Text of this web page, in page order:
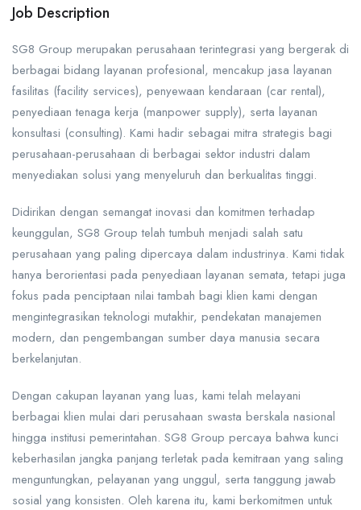
Job Description
SG8 Group merupakan perusahaan terintegrasi yang bergerak di
berbagai bidang layanan profesional, mencakup jasa layanan
fasilitas (facility services), penyewaan kendaraan (car rental),
penyediaan tenaga kerja (manpower supply), serta layanan
konsultasi (consulting). Kami hadir sebagai mitra strategis bagi
perusahaan-perusahaan di berbagai sektor industri dalam
menyediakan solusi yang menyeluruh dan berkualitas tinggi.
Didirikan dengan semangat inovasi dan komitmen terhadap
keunggulan, SG8 Group telah tumbuh menjadi salah satu
perusahaan yang paling dipercaya dalam industrinya. Kami tidak
hanya berorientasi pada penyediaan layanan semata, tetapi juga
fokus pada penciptaan nilai tambah bagi klien kami dengan
mengintegrasikan teknologi mutakhir, pendekatan manajemen
modern, dan pengembangan sumber daya manusia secara
berkelanjutan.
Dengan cakupan layanan yang luas, kami telah melayani
berbagai klien mulai dari perusahaan swasta berskala nasional
hingga institusi pemerintahan. SG8 Group percaya bahwa kunci
keberhasilan jangka panjang terletak pada kemitraan yang saling
menguntungkan, pelayanan yang unggul, serta tanggung jawab
sosial yang konsisten. Oleh karena itu, kami berkomitmen untuk